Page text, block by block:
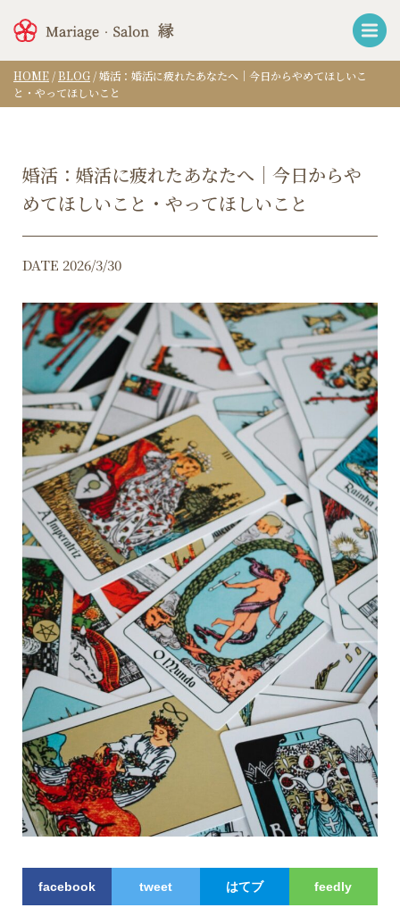
HOME /BLOG /婚活：婚活に疲れたあなたへ｜今日からやめてほしいこ
と・やってほしいこと
婚活：婚活に疲れたあなたへ｜今日からや
めてほしいこと・やってほしいこと
DATE 2026/3/30
facebook tweet はてブ feedly